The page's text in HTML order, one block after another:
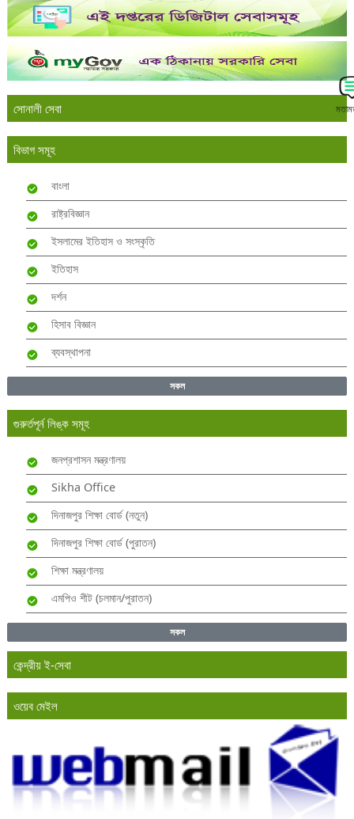
সোনালী সেবা
বিভাগ সমূহ
বাংলা
রাষ্ট্রবিজ্ঞান
ইসলামের ইতিহাস ও সংস্কৃতি
ইতিহাস
দর্শন
হিসাব বিজ্ঞান
ব্যবস্থাপনা
সকল
গুরুর্তপূর্ন লিঙ্ক সমূহ
জনপ্রশাসন মন্ত্রণালয়
Sikha Office
দিনাজপুর শিক্ষা বোর্ড (নতুন)
দিনাজপুর শিক্ষা বোর্ড (পুরাতন)
শিক্ষা মন্ত্রণালয়
এমপিও শীট (চলমান/পুরাতন)
সকল
কেন্দ্রীয় ই-সেবা
ওয়েব মেইল